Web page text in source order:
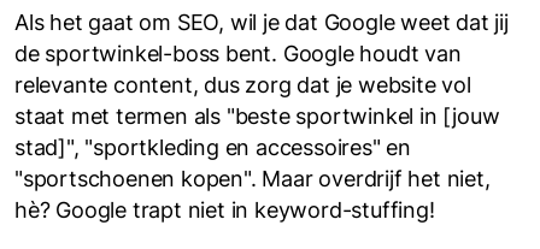
Als het gaat om SEO, wil je dat Google weet dat jij
de sportwinkel-boss bent. Google houdt van
relevante content, dus zorg dat je website vol
staat met termen als "beste sportwinkel in [jouw
stad]", "sportkleding en accessoires" en
"sportschoenen kopen". Maar overdrijf het niet,
hè? Google trapt niet in keyword-stuffing!